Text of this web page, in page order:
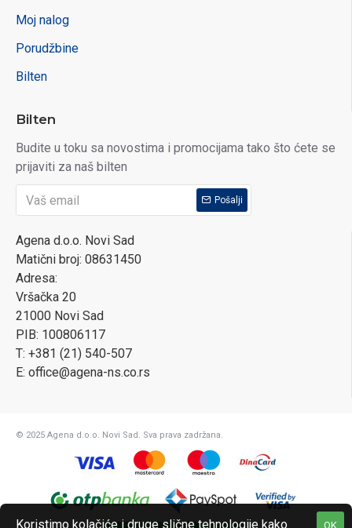
Moj nalog
Porudžbine
Bilten
Bilten
Budite u toku sa novostima i promocijama tako što ćete se
prijaviti za naš bilten
Pošalji
Agena d.o.o. Novi Sad
Matični broj: 08631450
Adresa:
Vršačka 20
21000 Novi Sad
PIB: 100806117
T: +381 (21) 540-507
E: office@agena-ns.co.rs
© 2025 Agena d.o.o. Novi Sad. Sva prava zadržana.
OK
Koristimo kolačiće i druge slične tehnologije kako